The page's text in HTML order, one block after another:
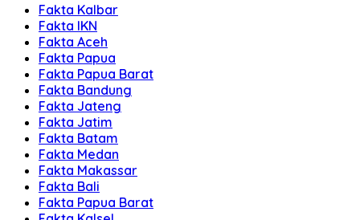
Fakta Kalbar
Fakta IKN
Fakta Aceh
Fakta Papua
Fakta Papua Barat
Fakta Bandung
Fakta Jateng
Fakta Jatim
Fakta Batam
Fakta Medan
Fakta Makassar
Fakta Bali
Fakta Papua Barat